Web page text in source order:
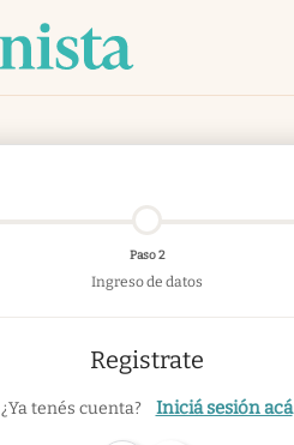
Paso 2
Ingreso de datos
Registrate
¿Ya tenés cuenta? Iniciá sesión acá